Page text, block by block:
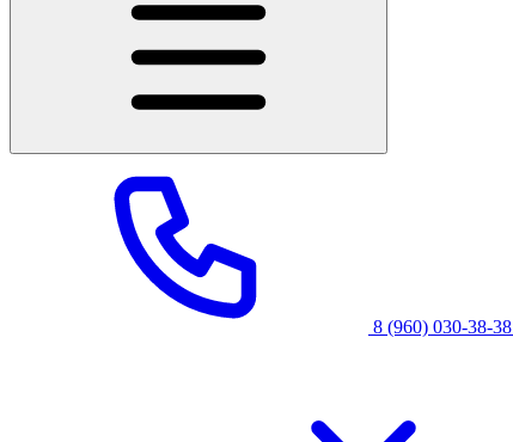
8 (960) 030-38-38